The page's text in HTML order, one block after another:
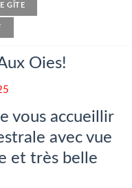
GÎTE
Oies!
vous accueillir
avec vue
et très belle